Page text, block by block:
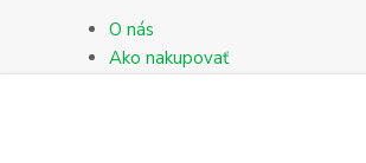
O nás
Ako nakupovať